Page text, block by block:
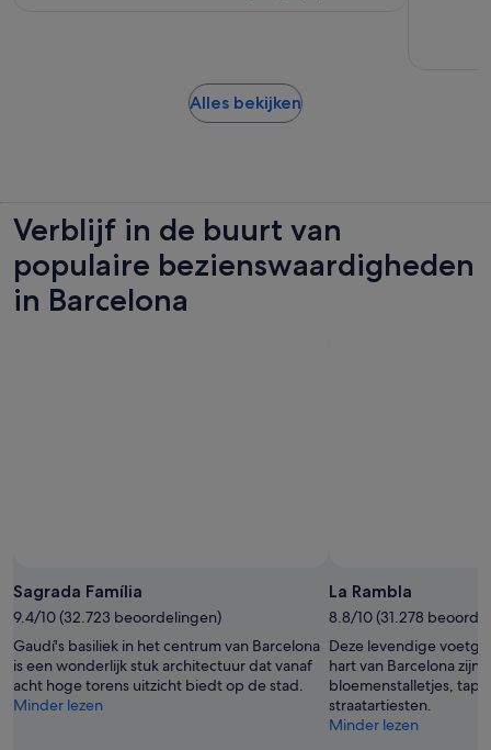
Alles bekijkenOpent
Verblijf in de buurt van
populaire bezienswaardigheden
in Barcelona
Sagrada Família
9.4/10 (32.723 beoordelingen)
Gaudí's basiliek in het centrum van Barcelona
is een wonderlijk stuk architectuur dat vanaf
acht hoge torens uitzicht biedt op de stad.
Minder lezen
La Rambla
8.8/10 (31.278
Deze levendige
hart van Barcelona zijn
bloemenstalletjes,
straatartiesten.
Minder lezen